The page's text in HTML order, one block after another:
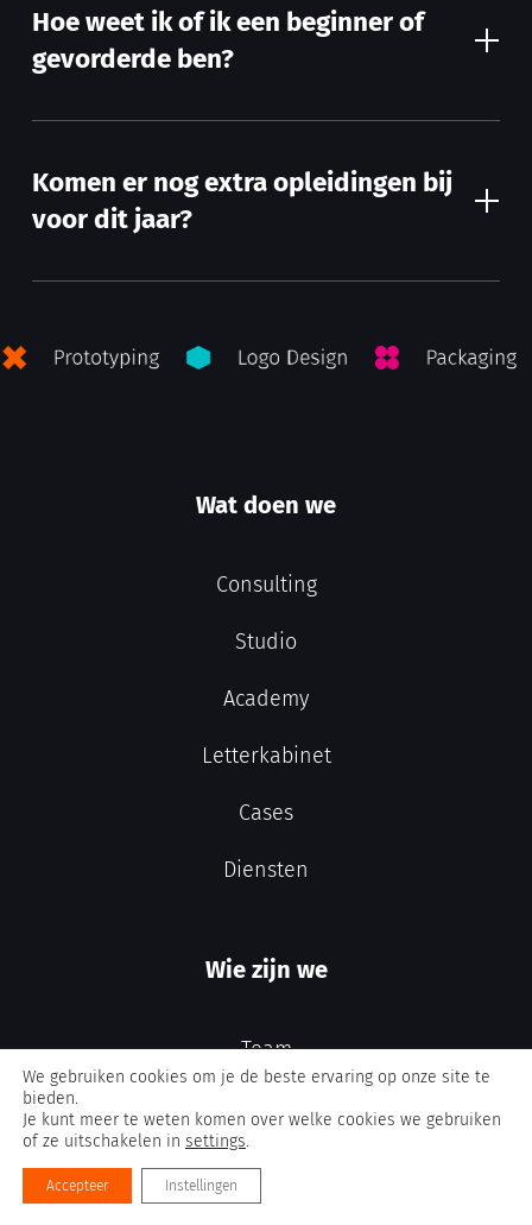
Hoe weet ik of ik een beginner of
gevorderde ben?
Komen er nog extra opleidingen bij
voor dit jaar?
Wat doen we
Consulting
Studio
Academy
Letterkabinet
Cases
Diensten
Wie zijn we
Team
Vacatures
We gebruiken cookies om je de beste ervaring op onze site te
bieden.
Je kunt meer te weten komen over welke cookies we gebruiken
of ze uitschakelen in settings.
Accepteer Instellingen